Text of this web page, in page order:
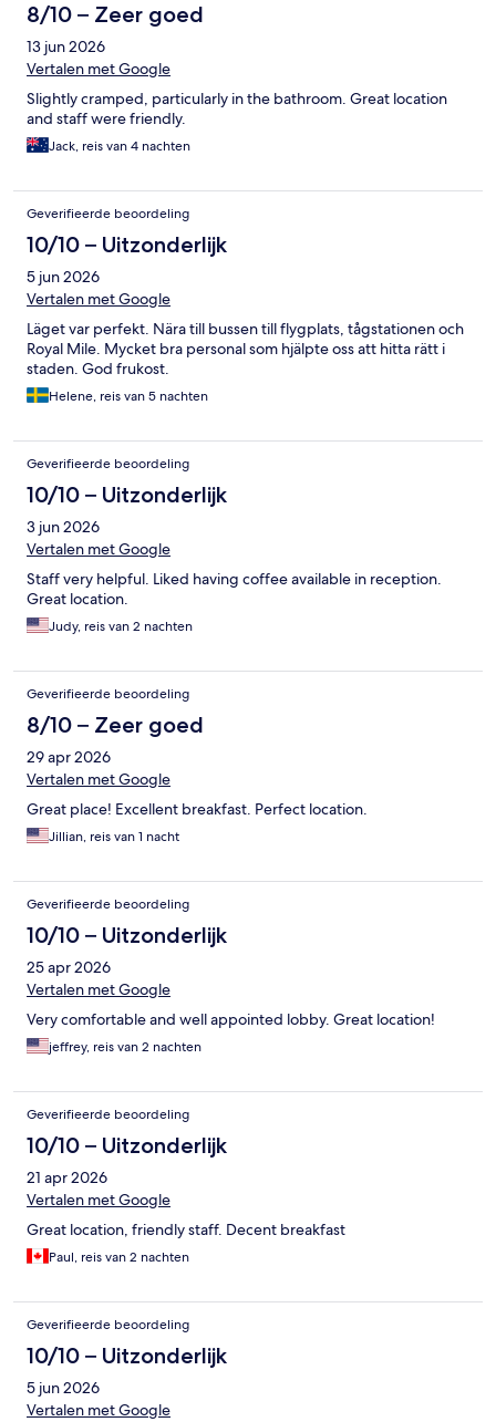
8/10 – Zeer goed
13 jun 2026
Vertalen met Google
Slightly cramped, particularly in the bathroom. Great location
and staff were friendly.
Jack, reis van 4 nachten
Geverifieerde beoordeling
10/10 – Uitzonderlijk
5 jun 2026
Vertalen met Google
Läget var perfekt. Nära till bussen till flygplats, tågstationen och
Royal Mile. Mycket bra personal som hjälpte oss att hitta rätt i
staden. God frukost.
Helene, reis van 5 nachten
Geverifieerde beoordeling
10/10 – Uitzonderlijk
3 jun 2026
Vertalen met Google
Staff very helpful. Liked having coffee available in reception.
Great location.
Judy, reis van 2 nachten
Geverifieerde beoordeling
8/10 – Zeer goed
29 apr 2026
Vertalen met Google
Great place! Excellent breakfast. Perfect location.
Jillian, reis van 1 nacht
Geverifieerde beoordeling
10/10 – Uitzonderlijk
25 apr 2026
Vertalen met Google
Very comfortable and well appointed lobby. Great location!
jeffrey, reis van 2 nachten
Geverifieerde beoordeling
10/10 – Uitzonderlijk
21 apr 2026
Vertalen met Google
Great location, friendly staff. Decent breakfast
Paul, reis van 2 nachten
Geverifieerde beoordeling
10/10 – Uitzonderlijk
5 jun 2026
Vertalen met Google